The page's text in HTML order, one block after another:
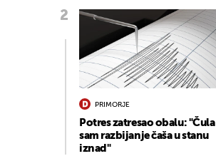
PRIMORJE
Potres zatresao obalu: "Čula
sam razbijanje čaša u stanu
iznad"